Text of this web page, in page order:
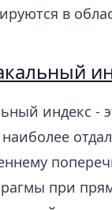
в
индекс -
при